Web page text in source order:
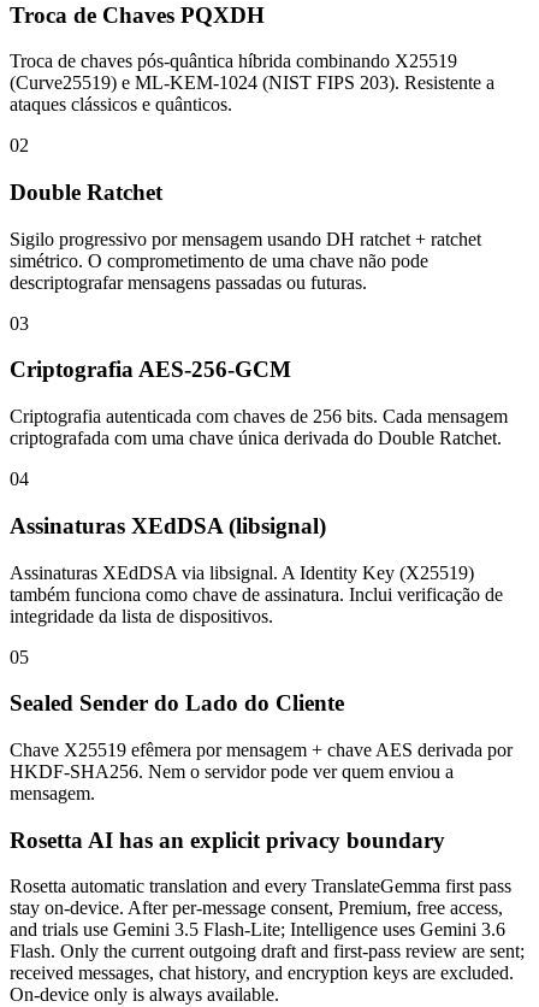
Troca de Chaves PQXDH
Troca de chaves pós-quântica híbrida combinando X25519
(Curve25519) e ML-KEM-1024 (NIST FIPS 203). Resistente a
ataques clássicos e quânticos.
02
Double Ratchet
Sigilo progressivo por mensagem usando DH ratchet + ratchet
simétrico. O comprometimento de uma chave não pode
descriptografar mensagens passadas ou futuras.
03
Criptografia AES-256-GCM
Criptografia autenticada com chaves de 256 bits. Cada mensagem
criptografada com uma chave única derivada do Double Ratchet.
04
Assinaturas XEdDSA (libsignal)
Assinaturas XEdDSA via libsignal. A Identity Key (X25519)
também funciona como chave de assinatura. Inclui verificação de
integridade da lista de dispositivos.
05
Sealed Sender do Lado do Cliente
Chave X25519 efêmera por mensagem + chave AES derivada por
HKDF-SHA256. Nem o servidor pode ver quem enviou a
mensagem.
Rosetta AI has an explicit privacy boundary
Rosetta automatic translation and every TranslateGemma first pass
stay on-device. After per-message consent, Premium, free access,
and trials use Gemini 3.5 Flash-Lite; Intelligence uses Gemini 3.6
Flash. Only the current outgoing draft and first-pass review are sent;
received messages, chat history, and encryption keys are excluded.
On-device only is always available.